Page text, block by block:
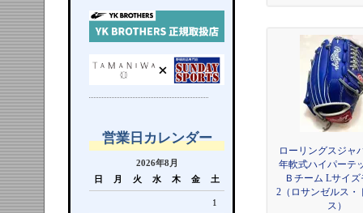
営業日カレンダー
2026年8月
日
月 火 水 木 金 土
1
ローリングスジ
年軟式ハイパーテ
Ｂチーム Lサイ
2（ロサンゼルス・
ス）